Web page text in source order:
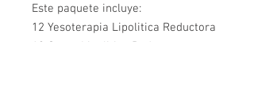
Este paquete incluye:
12 Yesoterapia Lipolitica Reductora
12 Spray Lipolitico Reductor